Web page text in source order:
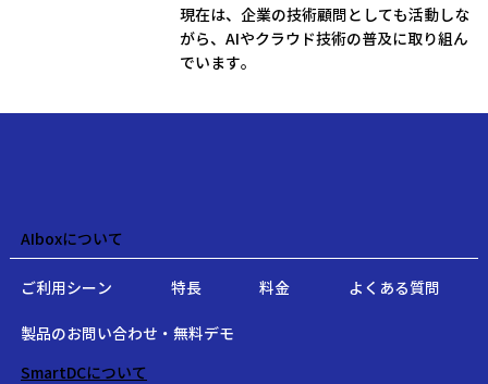
現在は、企業の技術顧問としても活動しな
がら、AIやクラウド技術の普及に取り組ん
でいます。
AIboxについて
SmartDCについて
ご利用シーン 特長 料金 よくある質問
製品のお問い合わせ・無料デモ